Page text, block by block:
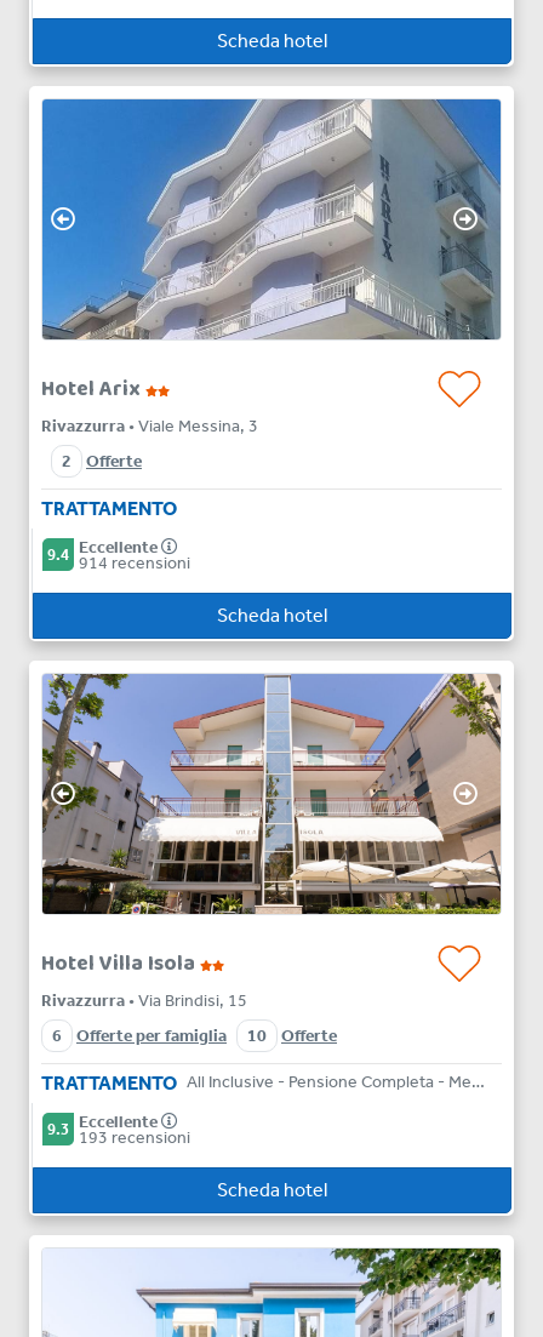
Scheda hotel
Hotel Arix
Rivazzurra • Viale Messina, 3
2
Offerte
TRATTAMENTO
9.4 Eccellente
914 recensioni
Scheda hotel
Hotel Villa Isola
Rivazzurra • Via Brindisi, 15
6
Offerte per famiglia 10 Offerte
TRATTAMENTO All Inclusive - Pensione Completa - Mezza Pensione - Bed & Breakfast
9.3 Eccellente
193 recensioni
Scheda hotel